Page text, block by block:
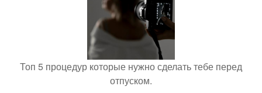
Топ 5 процедур которые нужно сделать тебе перед
отпуском.